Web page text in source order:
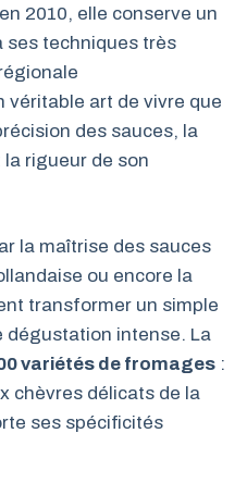
2010, elle conserve un
techniques très
véritable art de vivre que
des sauces, la
rigueur de son
la maîtrise des sauces
ou encore la
transformer un simple
dégustation intense. La
variétés de fromages :
chèvres délicats de la
ses spécificités